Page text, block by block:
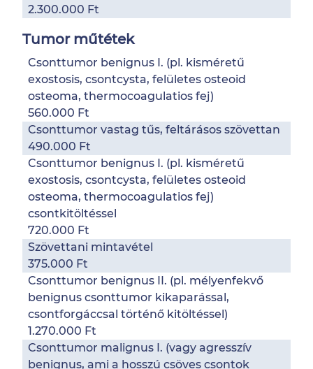
2.300.000 Ft
Tumor műtétek
Csonttumor benignus I. (pl. kisméretű
exostosis, csontcysta, felületes osteoid
osteoma, thermocoagulatios fej)
560.000 Ft
Csonttumor vastag tűs, feltárásos szövettan
490.000 Ft
Csonttumor benignus I. (pl. kisméretű
exostosis, csontcysta, felületes osteoid
osteoma, thermocoagulatios fej)
csontkitöltéssel
720.000 Ft
Szövettani mintavétel
375.000 Ft
Csonttumor benignus II. (pl. mélyenfekvő
benignus csonttumor kikaparással,
csontforgáccsal történő kitöltéssel)
1.270.000 Ft
Csonttumor malignus I. (vagy agresszív
benignus, ami a hosszú csöves csontok